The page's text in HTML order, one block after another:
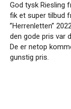
God tysk Riesling
fik et super tilbud
”Herrenletten”
den gode pris var
De er netop
gunstig pris.